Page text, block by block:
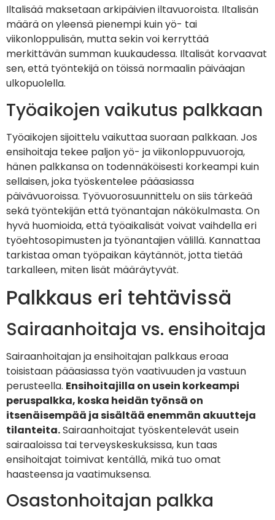
Iltalisää maksetaan arkipäivien iltavuoroista. Iltalisän
määrä on yleensä pienempi kuin yö- tai
viikonloppulisän, mutta sekin voi kerryttää
merkittävän summan kuukaudessa. Iltalisät korvaavat
sen, että työntekijä on töissä normaalin päiväajan
ulkopuolella.
Työaikojen vaikutus palkkaan
Työaikojen sijoittelu vaikuttaa suoraan palkkaan. Jos
ensihoitaja tekee paljon yö- ja viikonloppuvuoroja,
hänen palkkansa on todennäköisesti korkeampi kuin
sellaisen, joka työskentelee pääasiassa
päivävuoroissa. Työvuorosuunnittelu on siis tärkeää
sekä työntekijän että työnantajan näkökulmasta. On
hyvä huomioida, että työaikalisät voivat vaihdella eri
työehtosopimusten ja työnantajien välillä. Kannattaa
tarkistaa oman työpaikan käytännöt, jotta tietää
tarkalleen, miten lisät määräytyvät.
Palkkaus eri tehtävissä
Sairaanhoitaja vs. ensihoitaja
Sairaanhoitajan ja ensihoitajan palkkaus eroaa
toisistaan pääasiassa työn vaativuuden ja vastuun
perusteella. Ensihoitajilla on usein korkeampi
peruspalkka, koska heidän työnsä on
itsenäisempää ja sisältää enemmän akuutteja
tilanteita.Sairaanhoitajat työskentelevät usein
sairaaloissa tai terveyskeskuksissa, kun taas
ensihoitajat toimivat kentällä, mikä tuo omat
haasteensa ja vaatimuksensa.
Osastonhoitajan palkka